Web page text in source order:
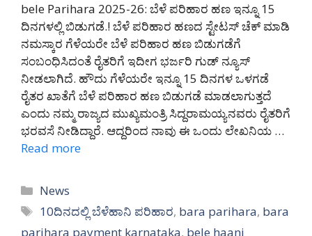
bele Parihara 2025-26: ಬೆಳೆ ಪರಿಹಾರ ಹಣ ಇನ್ನೂ 15
ದಿನಗಳಲ್ಲಿ ಬಿಡುಗಡೆ.! ಬೆಳೆ ಪರಿಹಾರ ಹಣದ ಸ್ಟೇಟಸ್ ಚೆಕ್ ಮಾಡಿ
ನಮಸ್ಕಾರ ಗೆಳೆಯರೇ ಬೆಳೆ ಪರಿಹಾರ ಹಣ ಬಿಡುಗಡೆಗೆ
ಸಂಬಂಧಿಸಿದಂತೆ ರೈತರಿಗೆ ಇದೀಗ ಭರ್ಜರಿ ಗುಡ್ ನ್ಯೂಸ್
ನೀಡಲಾಗಿದೆ. ಹೌದು ಗೆಳೆಯರೇ ಇನ್ನೂ 15 ದಿನಗಳ ಒಳಗಡೆ
ರೈತರ ಖಾತೆಗೆ ಬೆಳೆ ಪರಿಹಾರ ಹಣ ಬಿಡುಗಡೆ ಮಾಡಲಾಗುತ್ತದೆ
ಎಂದು ನಮ್ಮ ರಾಜ್ಯದ ಮುಖ್ಯಮಂತ್ರಿ ಸಿದ್ದರಾಮಯ್ಯನವರು ರೈತರಿಗೆ
ಭರವಸೆ ನೀಡಿದ್ದಾರೆ. ಆದ್ದರಿಂದ ನಾವು ಈ ಒಂದು ಲೇಖನಿಯ …
Read more
Categories
News
Tags
10ದಿನದಲ್ಲಿ ಬೆಳೆಹಾನಿ ಪರಿಹಾರ, bara parihara, bara
parihara payment karnataka, bele haani